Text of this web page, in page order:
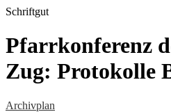
Schriftgut
Pfarrkonferenz
Zug: Protokolle
Archivplan